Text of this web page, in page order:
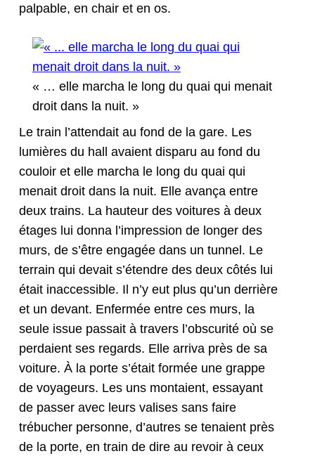
pal­pa­ble, en chair et en os.
« … elle mar­cha le long du quai qui menait
droit dans la nuit. »
Le train l’attendait au fond de la gare. Les
lumières du hall avaient dis­paru au fond du
couloir et elle mar­cha le long du quai qui
menait droit dans la nuit. Elle avança entre
deux trains. La hau­teur des voitures à deux
étages lui don­na l’impression de longer des
murs, de s’être engagée dans un tun­nel. Le
ter­rain qui devait s’étendre des deux côtés lui
était inac­ces­si­ble. Il n’y eut plus qu’un der­rière
et un devant. Enfer­mée entre ces murs, la
seule issue pas­sait à tra­vers l’obscurité où se
per­daient ses regards. Elle arri­va près de sa
voiture. À la porte s’était for­mée une grappe
de voyageurs. Les uns mon­taient, essayant
de pass­er avec leurs valis­es sans faire
trébuch­er per­son­ne, d’autres se tenaient près
de la porte, en train de dire au revoir à ceux